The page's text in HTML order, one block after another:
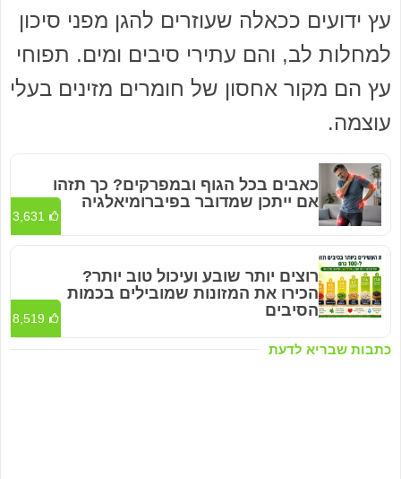
עץ ידועים ככאלה שעוזרים להגן מפני סיכון
למחלות לב, והם עתירי סיבים ומים. תפוחי
עץ הם מקור אחסון של חומרים מזינים בעלי
עוצמה.
כתבות שבריא לדעת
כאבים בכל הגוף ובמפרקים? כך תזהו
אם ייתכן שמדובר בפיברומיאלגיה
3,631
רוצים יותר שובע ועיכול טוב יותר?
הכירו את המזונות שמובילים בכמות
הסיבים
8,519